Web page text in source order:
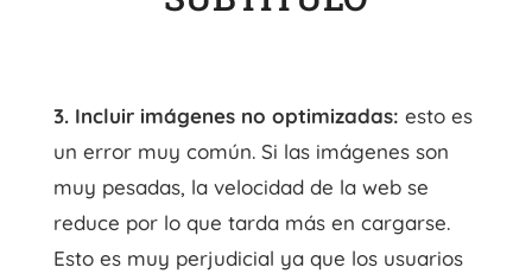
3. Incluir imágenes no optimizadas: esto es
un error muy común. Si las imágenes son
muy pesadas, la velocidad de la web se
reduce por lo que tarda más en cargarse.
Esto es muy perjudicial ya que los usuarios